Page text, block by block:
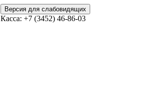
Версия для слабовидящих
Касса: +7 (3452) 46-86-03